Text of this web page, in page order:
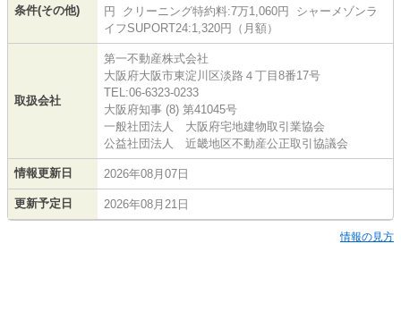
条件(その他)
円 クリーニング特約料:7万1,060円 シャーメゾンラ
イフSUPORT24:1,320円（月額）
取扱会社
第一不動産株式会社
大阪府大阪市東淀川区淡路４丁目8番17号
TEL:06-6323-0233
大阪府知事 (8) 第41045号
一般社団法人 大阪府宅地建物取引業協会
公益社団法人 近畿地区不動産公正取引協議会
情報更新日 2026年08月07日
更新予定日 2026年08月21日
情報の見方